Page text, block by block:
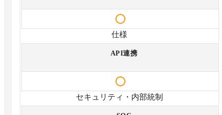
仕様
API連携
セキュリティ・内部統制